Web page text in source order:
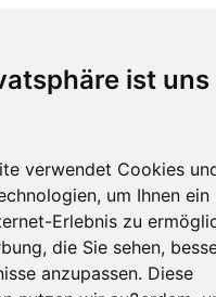
ist uns
verwendet Cookies
um Ihnen ein
Erlebnis zu
die Sie sehen,
anzupassen. Diese